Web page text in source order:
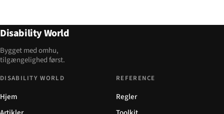
Disability World
Bygget med omhu,
tilgængelighed først.
DISABILITY WORLD
Hjem
REFERENCE
Regler